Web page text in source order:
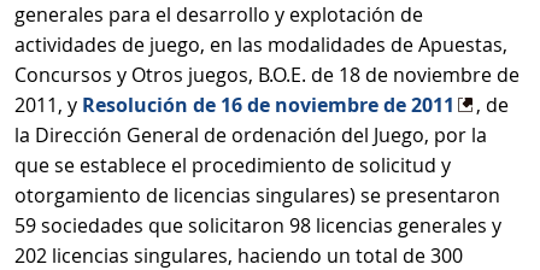
generales para el desarrollo y explotación de
actividades de juego, en las modalidades de Apuestas,
Concursos y Otros juegos, B.O.E. de 18 de noviembre de
2011, y Resolución de 16 de noviembre de 2011
, de
la Dirección General de ordenación del Juego, por la
que se establece el procedimiento de solicitud y
otorgamiento de licencias singulares) se presentaron
59 sociedades que solicitaron 98 licencias generales y
202 licencias singulares, haciendo un total de 300